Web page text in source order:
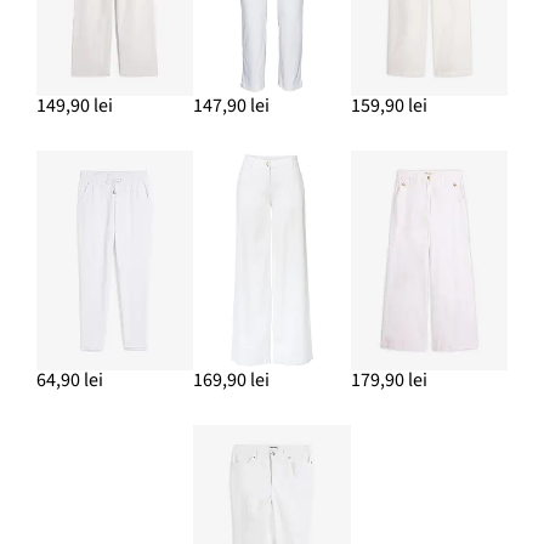
149,90 lei 147,90 lei 159,90 lei
64,90 lei 169,90 lei 179,90 lei